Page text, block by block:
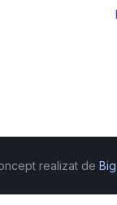
realizat de